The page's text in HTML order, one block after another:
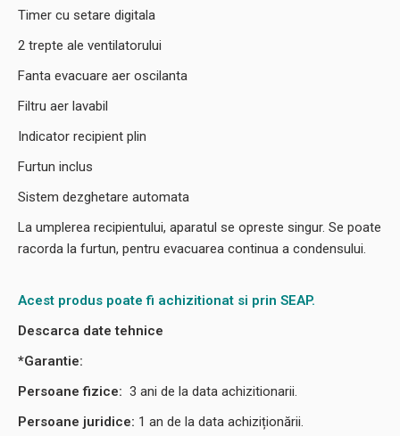
Timer cu setare digitala
2 trepte ale ventilatorului
Fanta evacuare aer oscilanta
Filtru aer lavabil
Indicator recipient plin
Furtun inclus
Sistem dezghetare automata
La umplerea recipientului, aparatul se opreste singur. Se poate
racorda la furtun, pentru evacuarea continua a condensului.
Acest produs poate fi achizitionat si prin SEAP.
Descarca date tehnice
*Garantie:
Persoane fizice: 3 ani de la data achizitionarii.
Persoane juridice: 1 an de la data achiziționării.